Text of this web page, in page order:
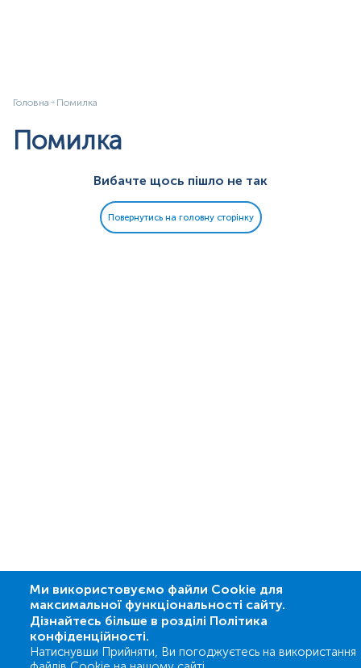
Головна Помилка
Помилка
Вибачте щось пішло не так
Повернутись на головну сторінку
Ми використовуємо файли Cookie для
максимальної функціональності сайту.
Дізнайтесь більше в розділі Політика
конфіденційності.
Натиснувши Прийняти, Ви погоджуєтесь на використання